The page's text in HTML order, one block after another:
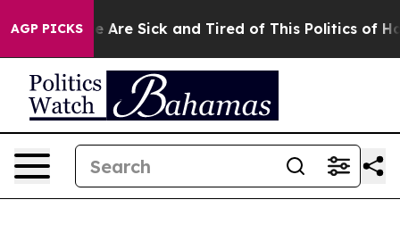
AGP PICKS
“People Are Sick and Tired of This Politics of